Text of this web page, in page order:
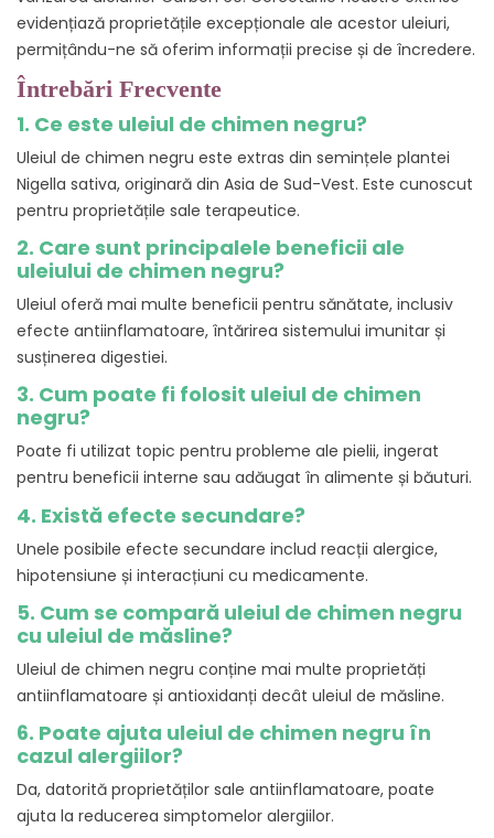
evidențiază proprietățile excepționale ale acestor uleiuri,
permițându-ne să oferim informații precise și de încredere.
Întrebări Frecvente
1. Ce este uleiul de chimen negru?
Uleiul de chimen negru este extras din semințele plantei
Nigella sativa, originară din Asia de Sud-Vest. Este cunoscut
pentru proprietățile sale terapeutice.
2. Care sunt principalele beneficii ale
uleiului de chimen negru?
Uleiul oferă mai multe beneficii pentru sănătate, inclusiv
efecte antiinflamatoare, întărirea sistemului imunitar și
susținerea digestiei.
3. Cum poate fi folosit uleiul de chimen
negru?
Poate fi utilizat topic pentru probleme ale pielii, ingerat
pentru beneficii interne sau adăugat în alimente și băuturi.
4. Există efecte secundare?
Unele posibile efecte secundare includ reacții alergice,
hipotensiune și interacțiuni cu medicamente.
5. Cum se compară uleiul de chimen negru
cu uleiul de măsline?
Uleiul de chimen negru conține mai multe proprietăți
antiinflamatoare și antioxidanți decât uleiul de măsline.
6. Poate ajuta uleiul de chimen negru în
cazul alergiilor?
Da, datorită proprietăților sale antiinflamatoare, poate
ajuta la reducerea simptomelor alergiilor.